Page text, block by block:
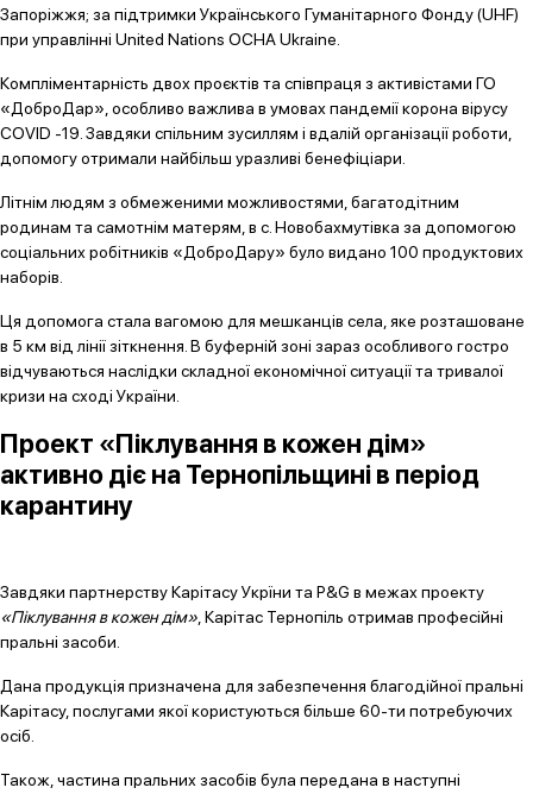
Запоріжжя; за підтримки Українського Гуманітарного Фонду (UHF)
при управлінні United Nations OCHA Ukraine.
Компліментарність двох проєктів та співпраця з активістами ГО
«ДоброДар», особливо важлива в умовах пандемії корона вірусу
COVID -19. Завдяки спільним зусиллям і вдалій організації роботи,
допомогу отримали найбільш уразливі бенефіціари.
Літнім людям з обмеженими можливостями, багатодітним
родинам та самотнім матерям, в с. Новобахмутівка за допомогою
соціальних робітників «ДоброДару» було видано 100 продуктових
наборів.
Ця допомога стала вагомою для мешканців села, яке розташоване
в 5 км від лінії зіткнення. В буферній зоні зараз особливого гостро
відчуваються наслідки складної економічної ситуації та тривалої
кризи на сході України.
Проект «Піклування в кожен дім»
активно діє на Тернопільщині в період
карантину
Завдяки партнерству Карітасу Укрїни та P&G в межах проекту
«Піклування в кожен дім» , Карітас Тернопіль отримав професійні
пральні засоби.
Дана продукція призначена для забезпечення благодійної пральні
Карітасу, послугами якої користуються більше 60-ти потребуючих
осіб.
Також, частина пральних засобів була передана в наступні